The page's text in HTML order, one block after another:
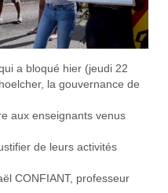
a bloqué hier (jeudi 22
la gouvernance de
aux enseignants venus
de leurs activités
CONFIANT, professeur